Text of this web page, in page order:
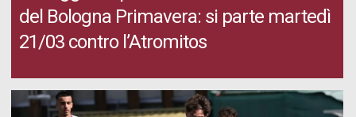
del Bologna Primavera: si parte martedì
21/03 contro l’Atromitos